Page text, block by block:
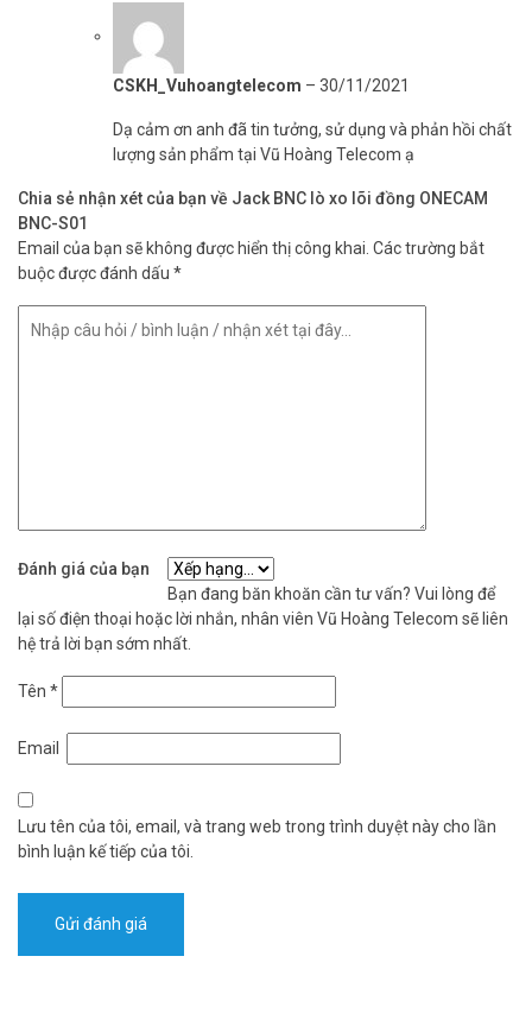
CSKH_Vuhoangtelecom – 30/11/2021
Dạ cảm ơn anh đã tin tưởng, sử dụng và phản hồi chất
lượng sản phẩm tại Vũ Hoàng Telecom ạ
Chia sẻ nhận xét của bạn về Jack BNC lò xo lõi đồng ONECAM
BNC-S01
Email của bạn sẽ không được hiển thị công khai. Các trường bắt
buộc được đánh dấu *
Đánh giá của bạn
Bạn đang băn khoăn cần tư vấn? Vui lòng để
lại số điện thoại hoặc lời nhắn, nhân viên Vũ Hoàng Telecom sẽ liên
hệ trả lời bạn sớm nhất.
Tên *
Email
Lưu tên của tôi, email, và trang web trong trình duyệt này cho lần
bình luận kế tiếp của tôi.